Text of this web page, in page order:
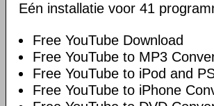
Eén installatie voor 41
Free YouTube Download
Free YouTube to MP3
Free YouTube to iPod and
Free YouTube to iPhone